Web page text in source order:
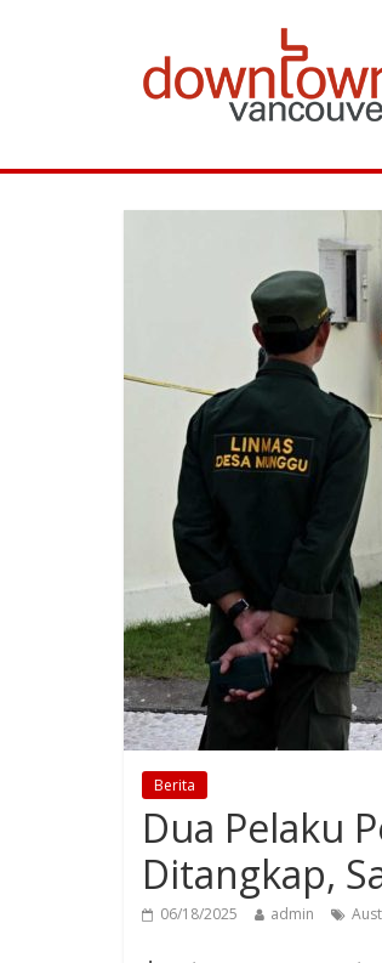
Berita
Dua Pelaku
Ditangkap,
06/18/2025 admin